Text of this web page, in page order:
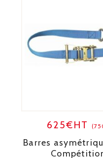
625€HT
Barres